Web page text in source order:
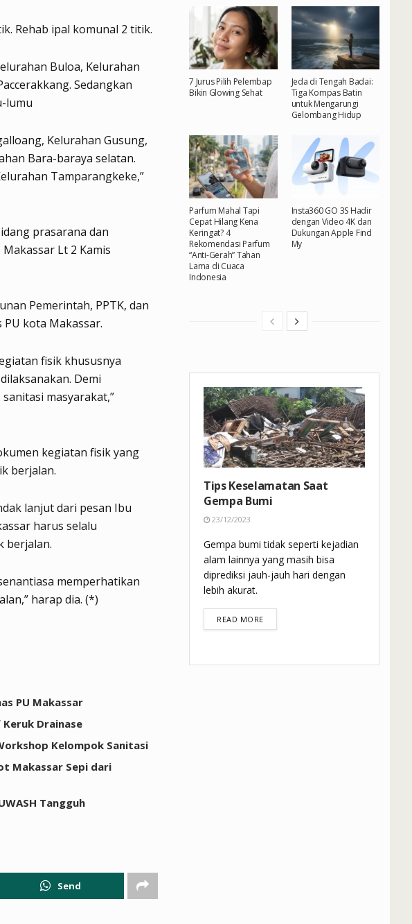
Rehab ipal komunal 2 titik.
Buloa, Kelurahan
Sedangkan
lumu
Kelurahan Gusung,
Bara-baraya selatan.
Tamparangkeke,”
prasarana dan
Lt 2 Kamis
Pemerintah, PPTK, dan
kota Makassar.
fisik khususnya
Demi
masyarakat,”
kegiatan fisik yang
berjalan.
lanjut dari pesan Ibu
harus selalu
berjalan.
memperhatikan
harap dia. (*)
PU Makassar
Drainase
Kelompok Sanitasi
Makassar Sepi dari
Tangguh
Send
7 Jurus Pilih Pelembap
Bikin Glowing Sehat
Jeda di Tengah Badai:
Tiga Kompas Batin
untuk Mengarungi
Gelombang Hidup
Parfum Mahal Tapi
Cepat Hilang Kena
Keringat? 4
Rekomendasi Parfum
“Anti-Gerah” Tahan
Lama di Cuaca
Indonesia
Insta360 GO 3S Hadir
dengan Video 4K dan
Dukungan Apple Find
My
Tips Keselamatan Saat
Gempa Bumi
23/12/2023
Gempa bumi tidak seperti kejadian
alam lainnya yang masih bisa
diprediksi jauh-jauh hari dengan
lebih akurat.
READ MOREDETAILS